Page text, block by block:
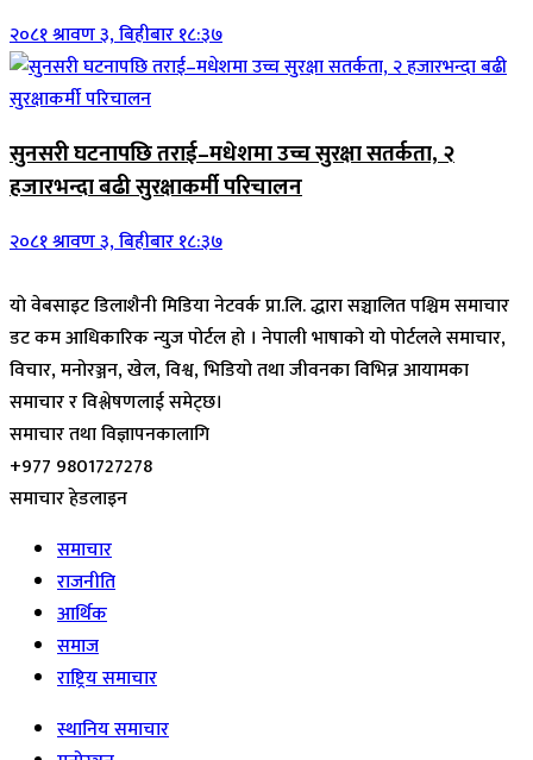
२०८१ श्रावण ३, बिहीबार १८:३७
सुनसरी घटनापछि तराई–मधेशमा उच्च सुरक्षा सतर्कता, २
हजारभन्दा बढी सुरक्षाकर्मी परिचालन
२०८१ श्रावण ३, बिहीबार १८:३७
यो वेबसाइट डिलाशैनी मिडिया नेटवर्क प्रा.लि. द्धारा सञ्चालित पश्चिम समाचार
डट कम आधिकारिक न्युज पोर्टल हो । नेपाली भाषाको यो पोर्टलले समाचार,
विचार, मनोरञ्जन, खेल, विश्व, भिडियो तथा जीवनका विभिन्न आयामका
समाचार र विश्लेषणलाई समेट्छ।
समाचार तथा विज्ञापनकालागि
+977 9801727278
समाचार हेडलाइन
समाचार
राजनीति
आर्थिक
समाज
राष्ट्रिय समाचार
स्थानिय समाचार